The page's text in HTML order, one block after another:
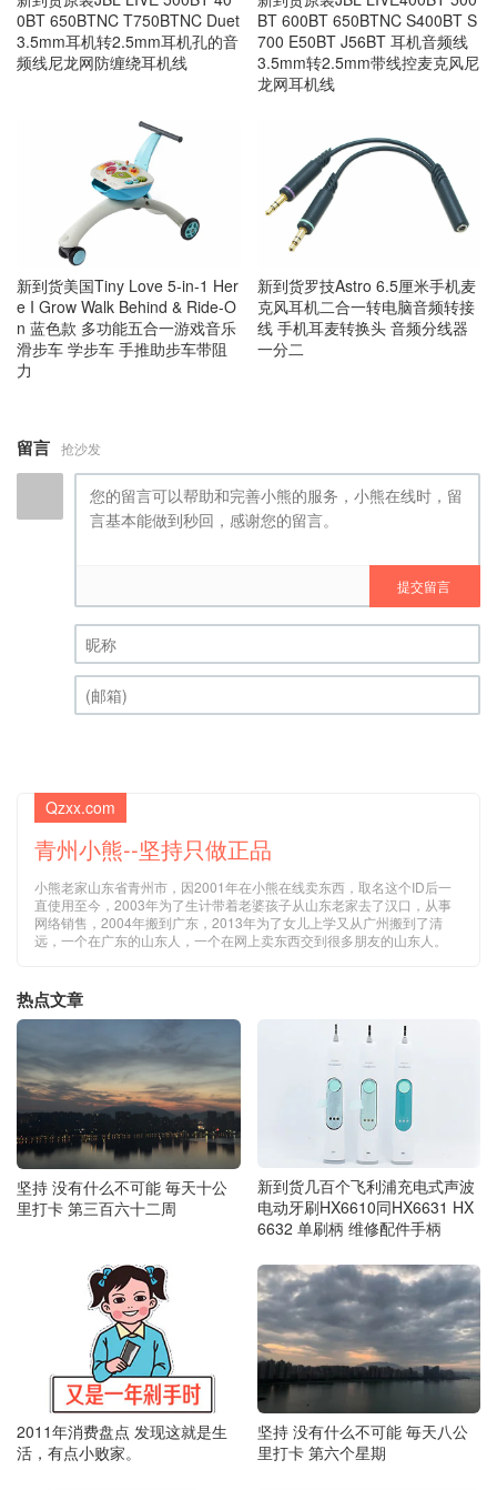
0BT 650BTNC T750BTNC Duet
3.5mm耳机转2.5mm耳机孔的音
频线尼龙网防缠绕耳机线
BT 600BT 650BTNC S400BT S
700 E50BT J56BT 耳机音频线
3.5mm转2.5mm带线控麦克风尼
龙网耳机线
新到货美国Tiny Love 5-in-1 Her
e I Grow Walk Behind & Ride-O
n 蓝色款 多功能五合一游戏音乐
滑步车 学步车 手推助步车带阻
力
新到货罗技Astro 6.5厘米手机麦
克风耳机二合一转电脑音频转接
线 手机耳麦转换头 音频分线器
一分二
留言 抢沙发
提交留言
昵称 (必填)
Qzxx.com
青州小熊--坚持只做正品
小熊老家山东省青州市，因2001年在小熊在线卖东西，取名这个ID后一
直使用至今，2003年为了生计带着老婆孩子从山东老家去了汉口，从事
网络销售，2004年搬到广东，2013年为了女儿上学又从广州搬到了清
远，一个在广东的山东人，一个在网上卖东西交到很多朋友的山东人。
热点文章
坚持 没有什么不可能 毎天十公
里打卡 第三百六十二周
新到货几百个飞利浦充电式声波
电动牙刷HX6610同HX6631 HX
6632 单刷柄 维修配件手柄
2011年消费盘点 发现这就是生
活，有点小败家。
坚持 没有什么不可能 毎天八公
里打卡 第六个星期